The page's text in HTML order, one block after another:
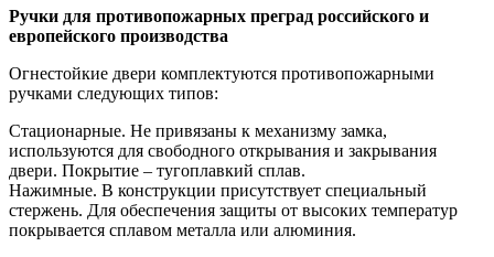
Ручки для противопожарных преград российского и
европейского производства
Огнестойкие двери комплектуются противопожарными
ручками следующих типов:
Стационарные. Не привязаны к механизму замка,
используются для свободного открывания и закрывания
двери. Покрытие – тугоплавкий сплав.
Нажимные. В конструкции присутствует специальный
стержень. Для обеспечения защиты от высоких температур
покрывается сплавом металла или алюминия.